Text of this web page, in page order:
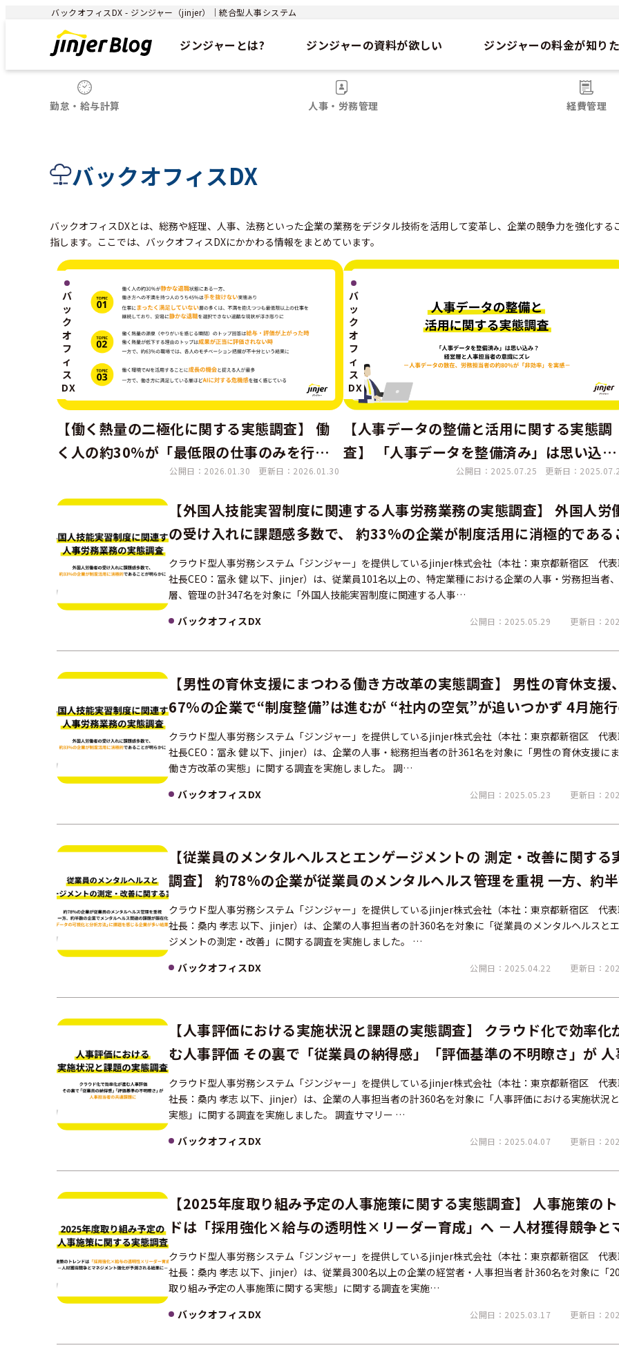
バックオフィスDX - ジンジャー（jinjer）｜統合型人事システム
ジンジャーとは? ジンジャーの資料が欲しい ジンジャーの料金が知り
勤怠・給与計算 人事・労務管理 経費管理
バックオフィスDX
バックオフィスDXとは、総務や経理、人事、法務といった企業の業務をデジタル技術を活用して変革し、企業の競争力を強化する
指します。ここでは、バックオフィスDXにかかわる情報をまとめています。
バ
ッ
ク
オ
フ
ィ
ス
DX
【働く熱量の二極化に関する実態調査】 働
く人の約30%が「最低限の仕事のみを行う」
静かな退職状態に ― 企業で働く人1,202名
を対象に調査、 約60%の職場ではモチベー
ションの変化を見逃すリスクあり ―
公開日：2026.01.30 更新日：2026.01.30
バ
ッ
ク
オ
フ
ィ
ス
DX
【人事データの整備と活用に関する実態調
査】 「人事データを整備済み」は思い込
み？ 経営層と人事担当者の意識にズレ －
事データの散在、労務担当者の約80%が
効率」を実感－
公開日：2025.07.25 更新日：
【外国人技能実習制度に関連する人事労務業務の実態調査】 外国人労
の受け入れに課題感多数で、 約33%の企業が制度活用に消極的である
が明らかに
クラウド型人事労務システム「ジンジャー」を提供しているjinjer株式会社（本社：東京都新宿区 代
社長CEO：冨永 健 以下、jinjer）は、従業員101名以上の、特定業種における企業の人事・労務担当者
層、管理の計347名を対象に「外国人技能実習制度に関連する人事…
バックオフィスDX
公開日：2025.05.29 更新日：
【男性の育休支援にまつわる働き方改革の実態調査】 男性の育休支援
67％の企業で“制度整備”は進むが “社内の空気”が追いつかず 4月施
「数値目標義務化対応」にも温度差が生じる結果に
クラウド型人事労務システム「ジンジャー」を提供しているjinjer株式会社（本社：東京都新宿区 代
社長CEO：冨永 健 以下、jinjer）は、企業の人事・総務担当者の計361名を対象に「男性の育休支援に
働き方改革の実態」に関する調査を実施しました。 調…
バックオフィスDX
公開日：2025.05.23 更新日：
【従業員のメンタルヘルスとエンゲージメントの 測定・改善に関する
調査】 約78%の企業が従業員のメンタルヘルス管理を重視 一方、約
企業でメンタルヘルス関連の課題が顕在化 －「データの可視化と分
法」に課題を感じる企業が多い結果に－
クラウド型人事労務システム「ジンジャー」を提供しているjinjer株式会社（本社：東京都新宿区 代
社長：桑内 孝志 以下、jinjer）は、企業の人事担当者の計360名を対象に「従業員のメンタルヘルスと
ジメントの測定・改善」に関する調査を実施しました。 …
バックオフィスDX
公開日：2025.04.22 更新日：
【人事評価における実施状況と課題の実態調査】 クラウド化で効率化
む人事評価 その裏で「従業員の納得感」「評価基準の不明瞭さ」が
当者の共通課題に
クラウド型人事労務システム「ジンジャー」を提供しているjinjer株式会社（本社：東京都新宿区 代
社長：桑内 孝志 以下、jinjer）は、企業の人事担当者の計360名を対象に「人事評価における実施状況
実態」に関する調査を実施しました。 調査サマリー …
バックオフィスDX
公開日：2025.04.07 更新日：
【2025年度取り組み予定の人事施策に関する実態調査】 人事施策の
ドは「採用強化×給与の透明性×リーダー育成」へ －人材獲得競争と
ジメント強化が予測される結果に－
クラウド型人事労務システム「ジンジャー」を提供しているjinjer株式会社（本社：東京都新宿区 代
社長：桑内 孝志 以下、jinjer）は、従業員300名以上の企業の経営者・人事担当者 計360名を対象に「
取り組み予定の人事施策に関する実態」に関する調査を実施…
バックオフィスDX
公開日：2025.03.17 更新日：